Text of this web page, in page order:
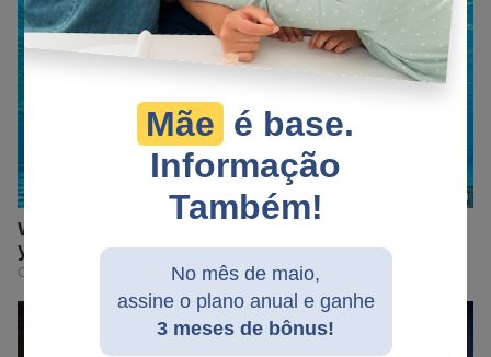
Mãe é base.
Informação
Também!
No mês de maio,
assine o plano anual e ganhe
3 meses de bônus!